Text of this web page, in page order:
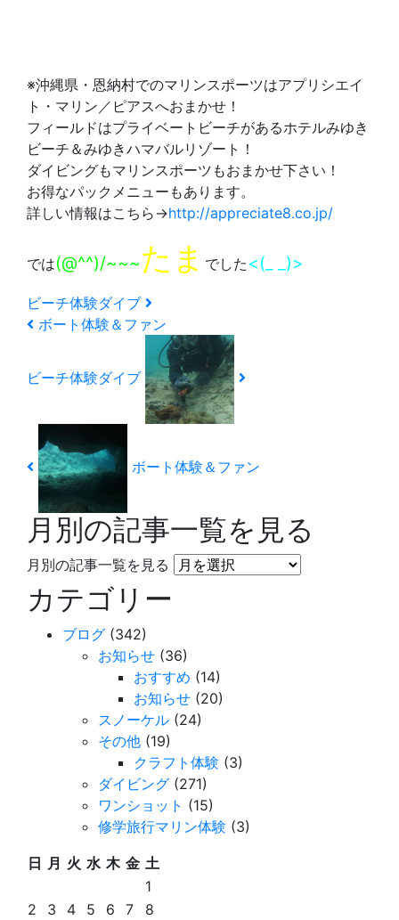
※沖縄県・恩納村でのマリンスポーツはアプリシエイ
ト・マリン／ピアスへおまかせ！
フィールドはプライベートビーチがあるホテルみゆき
ビーチ＆みゆきハマバルリゾート！
ダイビングもマリンスポーツもおまかせ下さい！
お得なパックメニューもあります。
詳しい情報はこちら→http://appreciate8.co.jp/
では(@^^)/~~~たま でした <(_ _)>
ビーチ体験ダイブ
ボート体験＆ファン
ビーチ体験ダイブ
ボート体験＆ファン
月別の記事一覧を見る
月別の記事一覧を見る
カテゴリー
ブログ (342)
お知らせ (36)
おすすめ (14)
お知らせ (20)
スノーケル (24)
その他 (19)
クラフト体験 (3)
ダイビング (271)
ワンショット (15)
修学旅行マリン体験 (3)
日 月 火 水 木 金 土
1
2
3 4 5 6 7
8